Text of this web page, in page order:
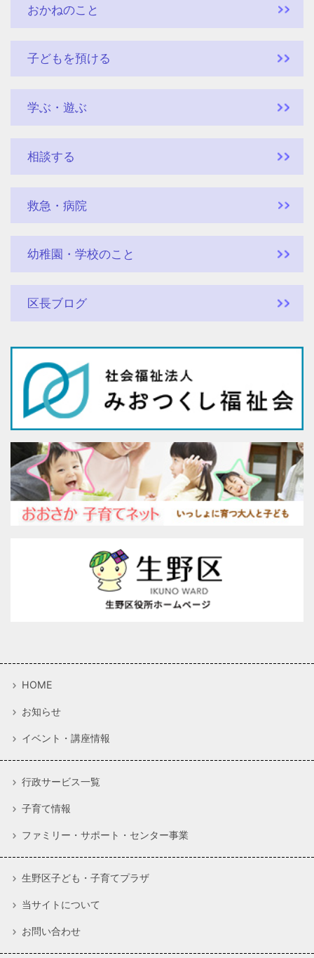
おかねのこと
子どもを預ける
学ぶ・遊ぶ
相談する
救急・病院
幼稚園・学校のこと
区長ブログ
HOME
お知らせ
イベント・講座情報
行政サービス一覧
子育て情報
ファミリー・サポート・センター事業
生野区子ども・子育てプラザ
当サイトについて
お問い合わせ